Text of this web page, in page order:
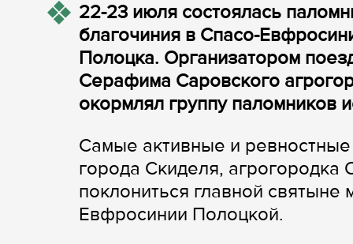
22-23 июля состоялась
благочиния в Спасо-
Полоцка. Организатором
Серафима Саровского
окормлял группу паломников
Самые активные и
города Скиделя,
поклониться главной
Евфросинии Полоцкой.